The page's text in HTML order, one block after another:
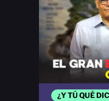
¿Y TÚ QUÉ